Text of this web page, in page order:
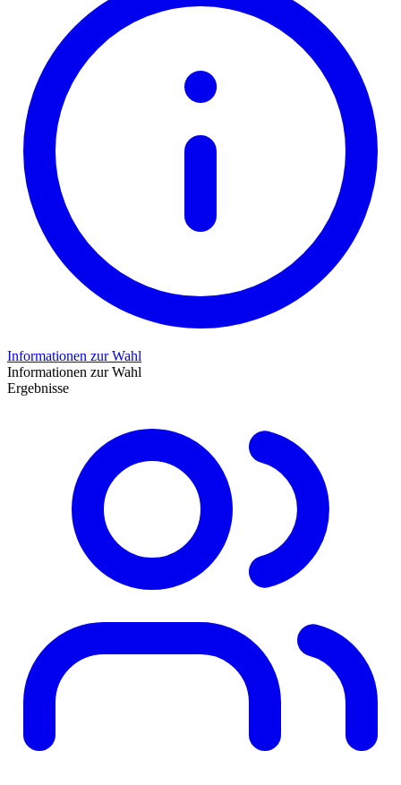
Informationen zur Wahl
Informationen zur Wahl
Ergebnisse